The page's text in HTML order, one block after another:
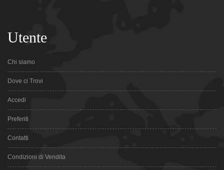
Utente
Chi siamo
Dove ci Trovi
Accedi
Preferiti
Contatti
Condizioni di Vendita